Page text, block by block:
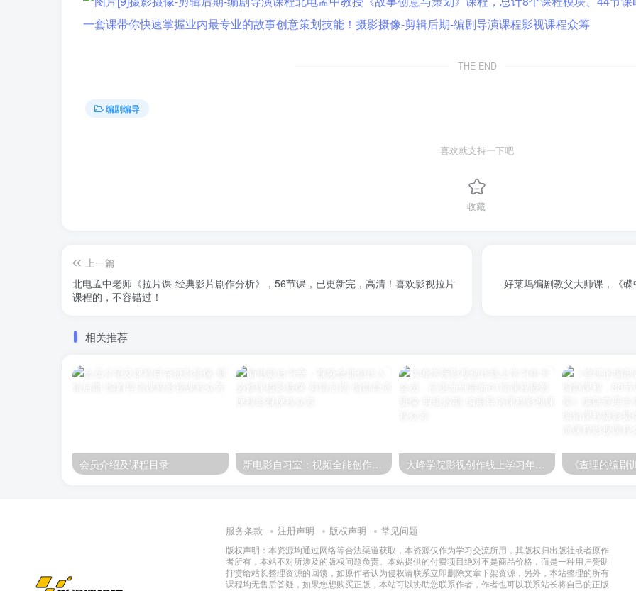
THE END
编剧编导
喜欢就支持一下吧
收藏
上一篇
北电孟中老师《拉片课-经典影片剧作分析》，56节课，已更新完，高清！喜欢影视拉片
课程的，不容错过！
好莱坞编剧教父大师课，《
相关推荐
会员介绍及课程目录 新电影自习室：视频全能创作人必修课 大峰学院影视创作线上学习年卡会员，已更新到最新61期课程
服务条款 注册声明 版权声明 常见问题
版权声明：本资源均通过网络等合法渠道获取，本资源仅作为学习交流所用，其版权归出版社或者原作
者所有，本站不对所涉及的版权问题负责。本站提供的付费项目绝对不是商品价格，而是一种用户赞助
打赏给站长整理资源的回馈，如原作者认为侵权请联系立即删除文章下架资源，另外，本站整理的所有
课程均无售后答疑，如果您想购买正版，本站可以协助您联系作者，作者也可以联系站长将自己的正版